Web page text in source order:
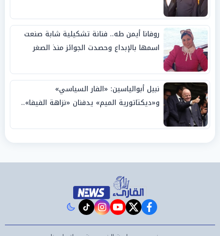
روفانا أيمن طه.. فنانة تشكيلية شابة صنعت
اسمها بالإبداع وحصدت الجوائز منذ الصغر
نبيل أبوالياسين: «الفار السياسي»
و«ديكتاتورية الميم» يدفنان «نزاهة الفيفا»..
facebook
twitter
youtube
instagram
tiktok